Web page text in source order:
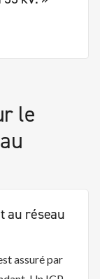
le
au réseau
assuré par